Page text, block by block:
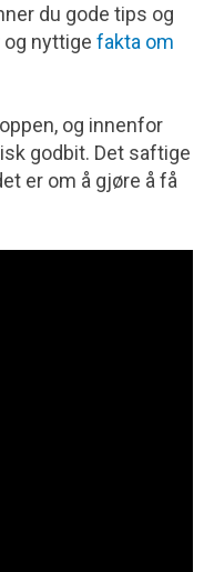
du gode tips og
og nyttige fakta om
og innenfor
godbit. Det saftige
er om å gjøre å få